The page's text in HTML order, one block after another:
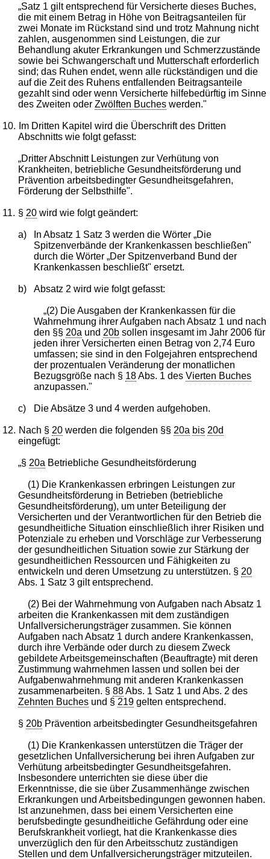
„Satz 1 gilt entsprechend für Versicherte dieses Buches,
die mit einem Betrag in Höhe von Beitragsanteilen für
zwei Monate im Rückstand sind und trotz Mahnung nicht
zahlen, ausgenommen sind Leistungen, die zur
Behandlung akuter Erkrankungen und Schmerzzustände
sowie bei Schwangerschaft und Mutterschaft erforderlich
sind; das Ruhen endet, wenn alle rückständigen und die
auf die Zeit des Ruhens entfallenden Beitragsanteile
gezahlt sind oder wenn Versicherte hilfebedürftig im Sinne
des Zweiten oderZwölften Buches werden."
10.
Im Dritten Kapitel wird die Überschrift des Dritten
Abschnitts wie folgt gefasst:
„Dritter Abschnitt Leistungen zur Verhütung von
Krankheiten, betriebliche Gesundheitsförderung und
Prävention arbeitsbedingter Gesundheitsgefahren,
Förderung der Selbsthilfe".
11. § 20 wird wie folgt geändert:
a)
In Absatz 1 Satz 3 werden die Wörter „Die
Spitzenverbände der Krankenkassen beschließen"
durch die Wörter „Der Spitzenverband Bund der
Krankenkassen beschließt" ersetzt.
b) Absatz 2 wird wie folgt gefasst:
„(2) Die Ausgaben der Krankenkassen für die
Wahrnehmung ihrer Aufgaben nach Absatz 1 und nach
den §§ 20a und 20bsollen insgesamt im Jahr 2006 für
jeden ihrer Versicherten einen Betrag von 2,74 Euro
umfassen; sie sind in den Folgejahren entsprechend
der prozentualen Veränderung der monatlichen
Bezugsgröße nach § 18Abs. 1 des Vierten Buches
anzupassen."
c) Die Absätze 3 und 4 werden aufgehoben.
12. Nach § 20 werden die folgenden §§ 20a bis 20d
eingefügt:
„§ 20a Betriebliche Gesundheitsförderung
(1) Die Krankenkassen erbringen Leistungen zur
Gesundheitsförderung in Betrieben (betriebliche
Gesundheitsförderung), um unter Beteiligung der
Versicherten und der Verantwortlichen für den Betrieb die
gesundheitliche Situation einschließlich ihrer Risiken und
Potenziale zu erheben und Vorschläge zur Verbesserung
der gesundheitlichen Situation sowie zur Stärkung der
gesundheitlichen Ressourcen und Fähigkeiten zu
entwickeln und deren Umsetzung zu unterstützen. § 20
Abs. 1 Satz 3 gilt entsprechend.
(2) Bei der Wahrnehmung von Aufgaben nach Absatz 1
arbeiten die Krankenkassen mit dem zuständigen
Unfallversicherungsträger zusammen. Sie können
Aufgaben nach Absatz 1 durch andere Krankenkassen,
durch ihre Verbände oder durch zu diesem Zweck
gebildete Arbeitsgemeinschaften (Beauftragte) mit deren
Zustimmung wahrnehmen lassen und sollen bei der
Aufgabenwahrnehmung mit anderen Krankenkassen
zusammenarbeiten. §88Abs. 1 Satz 1 und Abs. 2 des
Zehnten Buches und § 219 gelten entsprechend.
§ 20b Prävention arbeitsbedingter Gesundheitsgefahren
(1) Die Krankenkassen unterstützen die Träger der
gesetzlichen Unfallversicherung bei ihren Aufgaben zur
Verhütung arbeitsbedingter Gesundheitsgefahren.
Insbesondere unterrichten sie diese über die
Erkenntnisse, die sie über Zusammenhänge zwischen
Erkrankungen und Arbeitsbedingungen gewonnen haben.
Ist anzunehmen, dass bei einem Versicherten eine
berufsbedingte gesundheitliche Gefährdung oder eine
Berufskrankheit vorliegt, hat die Krankenkasse dies
unverzüglich den für den Arbeitsschutz zuständigen
Stellen und dem Unfallversicherungsträger mitzuteilen.